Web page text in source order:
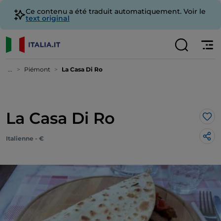
Ce contenu a été traduit automatiquement. Voir le
text original
... Piémont La Casa Di Ro
La Casa Di Ro
Italienne - €